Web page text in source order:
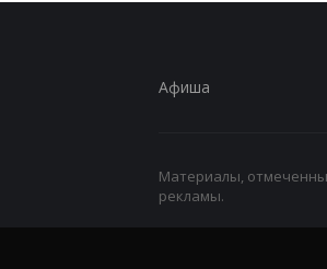
Афиша
Материалы,
рекламы.